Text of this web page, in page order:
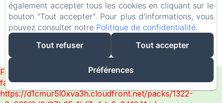
EN FR
Créé par Amenitiz
Failed to load BookingEngine/index: Loading chunk 1322
failed. (missing:
https://d1cmur5l0xva3h.cloudfront.net/packs/1322-
également accepter tous les cookies en cliquant sur le
bouton "Tout accepter". Pour plus d'informations, vous
pouvez consulter notre Politique de confidentialité.
Tout refuser
Tout accepter
Préférences